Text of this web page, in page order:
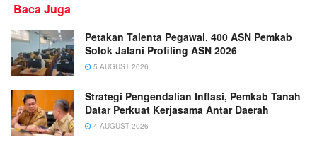
Baca Juga
Petakan Talenta Pegawai, 400 ASN Pemkab
Solok Jalani Profiling ASN 2026
5 AUGUST 2026
Strategi Pengendalian Inflasi, Pemkab Tanah
Datar Perkuat Kerjasama Antar Daerah
4 AUGUST 2026